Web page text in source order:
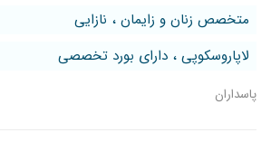
متخصص زنان و زایمان ، نازایی
لاپاروسکوپی ، دارای بورد تخصصی
پاسداران